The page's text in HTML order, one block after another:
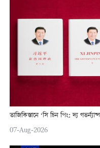
তাজিকিস্তানে ‘সি চিন পিং: দ্য
07-Aug-2026